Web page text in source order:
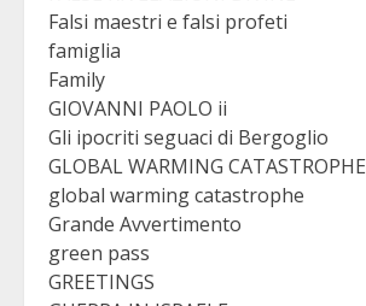
Falsi maestri e falsi profeti
famiglia
Family
GIOVANNI PAOLO ii
Gli ipocriti seguaci di Bergoglio
GLOBAL WARMING CATASTROPHE
global warming catastrophe
Grande Avvertimento
green pass
GREETINGS